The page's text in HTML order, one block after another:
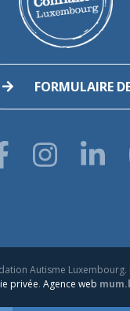
FORMULAIRE
Autisme Luxembourg.
privée. Agence web